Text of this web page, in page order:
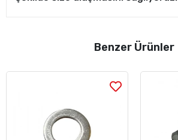
Benzer Ürünler